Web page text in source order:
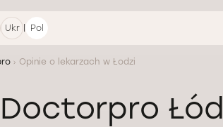
Ukr | Pol
Opinie o lekarzach w Łodzi